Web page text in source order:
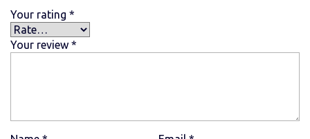
Your rating *
Your review *